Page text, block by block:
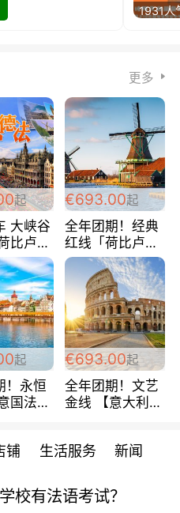
1931人
更多
起
大峡谷
比卢德
下 经
日游
€693.00起
全年团期！经典
红线「荷比卢德
法」七天循环 五
国 仅售99欧/人/
天！巴黎上下！
包拼房~
起
！永恒
国法
~包拼房
€693.00起
全年团期！文艺
金线 【意大利一
每周铁发！
铺 生活服务 新闻
校有法语考试？